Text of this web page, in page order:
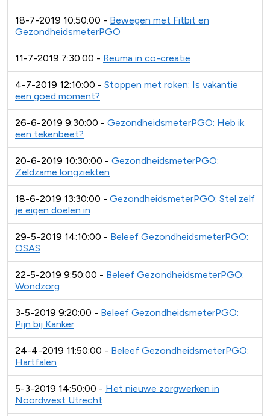
18-7-2019 10:50:00 - Bewegen met Fitbit en
GezondheidsmeterPGO
11-7-2019 7:30:00 - Reuma in co-creatie
4-7-2019 12:10:00 - Stoppen met roken: Is vakantie
een goed moment?
26-6-2019 9:30:00 - GezondheidsmeterPGO: Heb ik
een tekenbeet?
20-6-2019 10:30:00 - GezondheidsmeterPGO:
Zeldzame longziekten
18-6-2019 13:30:00 - GezondheidsmeterPGO: Stel zelf
je eigen doelen in
29-5-2019 14:10:00 - Beleef GezondheidsmeterPGO:
OSAS
22-5-2019 9:50:00 - Beleef GezondheidsmeterPGO:
Wondzorg
3-5-2019 9:20:00 - Beleef GezondheidsmeterPGO:
Pijn bij Kanker
24-4-2019 11:50:00 - Beleef GezondheidsmeterPGO:
Hartfalen
5-3-2019 14:50:00 - Het nieuwe zorgwerken in
Noordwest Utrecht